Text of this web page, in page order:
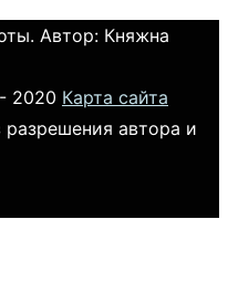
Автор: Княжна
2020 Карта сайта
разрешения автора и